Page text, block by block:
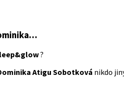
?
Atigu Sobotková nikdo